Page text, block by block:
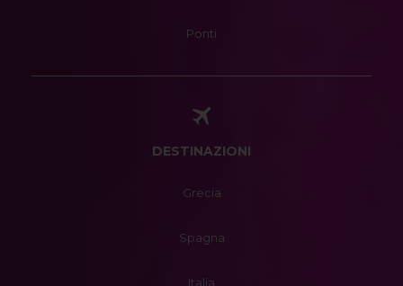
Ponti
DESTINAZIONI
Grecia
Spagna
Italia